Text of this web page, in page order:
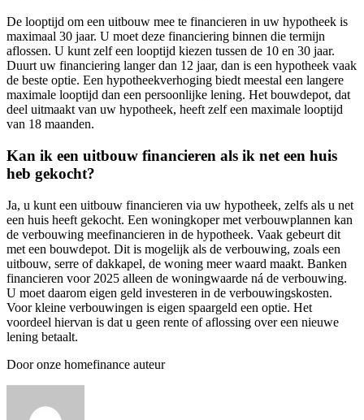
De looptijd om een uitbouw mee te financieren in uw hypotheek is
maximaal 30 jaar. U moet deze financiering binnen die termijn
aflossen. U kunt zelf een looptijd kiezen tussen de 10 en 30 jaar.
Duurt uw financiering langer dan 12 jaar, dan is een hypotheek vaak
de beste optie. Een hypotheekverhoging biedt meestal een langere
maximale looptijd dan een persoonlijke lening. Het bouwdepot, dat
deel uitmaakt van uw hypotheek, heeft zelf een maximale looptijd
van 18 maanden.
Kan ik een uitbouw financieren als ik net een huis
heb gekocht?
Ja, u kunt een uitbouw financieren via uw hypotheek, zelfs als u net
een huis heeft gekocht. Een woningkoper met verbouwplannen kan
de verbouwing meefinancieren in de hypotheek. Vaak gebeurt dit
met een bouwdepot. Dit is mogelijk als de verbouwing, zoals een
uitbouw, serre of dakkapel, de woning meer waard maakt. Banken
financieren voor 2025 alleen de woningwaarde ná de verbouwing.
U moet daarom eigen geld investeren in de verbouwingskosten.
Voor kleine verbouwingen is eigen spaargeld een optie. Het
voordeel hiervan is dat u geen rente of aflossing over een nieuwe
lening betaalt.
Door onze homefinance auteur